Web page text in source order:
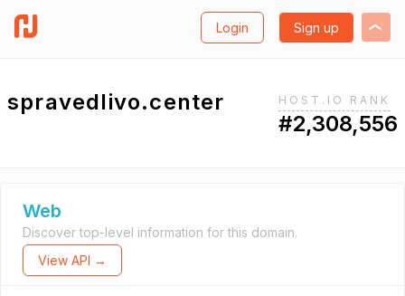
Login Sign up
spravedlivo.center HOST.IO RANK
#2,308,556
Web
Discover top-level information for this domain.
View API →